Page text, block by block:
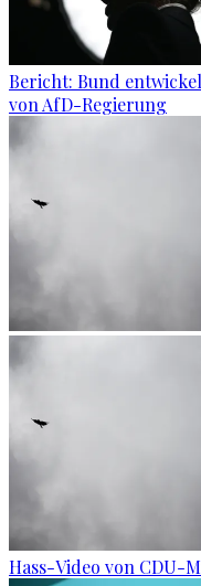
Bericht: Bund
von AfD-Regierung
Hass-Video von